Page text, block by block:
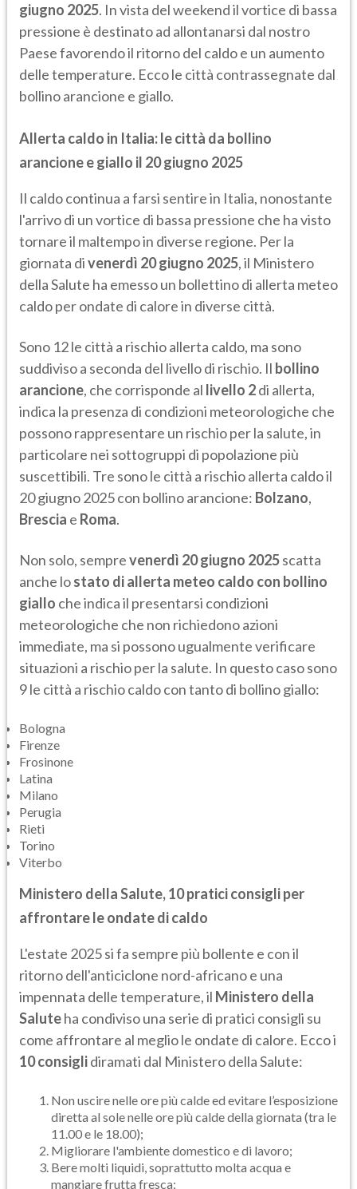
giugno 2025. In vista del weekend il vortice di bassa
pressione è destinato ad allontanarsi dal nostro
Paese favorendo il ritorno del caldo e un aumento
delle temperature. Ecco le città contrassegnate dal
bollino arancione e giallo.
Allerta caldo in Italia: le città da bollino
arancione e giallo il 20 giugno 2025
Il caldo continua a farsi sentire in Italia, nonostante
l'arrivo di un vortice di bassa pressione che ha visto
tornare il maltempo in diverse regione. Per la
giornata divenerdì 20 giugno 2025, il Ministero
della Salute ha emesso un bollettino di allerta meteo
caldo per ondate di calore in diverse città.
Sono 12 le città a rischio allerta caldo, ma sono
suddiviso a seconda del livello di rischio. Il bollino
arancione, che corrisponde al livello 2di allerta,
indica la presenza di condizioni meteorologiche che
possono rappresentare un rischio per la salute, in
particolare nei sottogruppi di popolazione più
suscettibili. Tre sono le città a rischio allerta caldo il
20 giugno 2025 con bollino arancione: Bolzano,
Brescia e Roma.
Non solo, semprevenerdì 20 giugno 2025scatta
anche lostato di allerta meteo caldo con bollino
giallo che indica il presentarsi condizioni
meteorologiche che non richiedono azioni
immediate, ma si possono ugualmente verificare
situazioni a rischio per la salute. In questo caso sono
9 le città a rischio caldo con tanto di bollino giallo:
Bologna
Firenze
Frosinone
Latina
Milano
Perugia
Rieti
Torino
Viterbo
Ministero della Salute, 10 pratici consigli per
affrontare le ondate di caldo
L'estate 2025 si fa sempre più bollente e con il
ritorno dell'anticiclone nord-africano e una
impennata delle temperature, il Ministero della
Saluteha condiviso una serie di pratici consigli su
come affrontare al meglio le ondate di calore. Ecco i
10 consiglidiramati dal Ministero della Salute:
Non uscire nelle ore più calde ed evitare l’esposizione
diretta al sole nelle ore più calde della giornata (tra le
11.00 e le 18.00);
Migliorare l'ambiente domestico e di lavoro;
Bere molti liquidi, soprattutto molta acqua e
mangiare frutta fresca;